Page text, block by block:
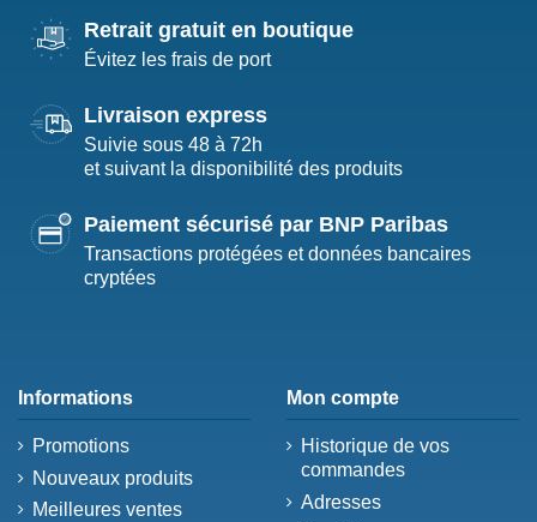
Retrait gratuit en boutique
Évitez les frais de port
Livraison express
Suivie sous 48 à 72h
et suivant la disponibilité des produits
Paiement sécurisé par BNP Paribas
Transactions protégées et données bancaires
cryptées
Informations
Promotions
Nouveaux produits
Meilleures ventes
Mon compte
Historique de vos
commandes
Adresses